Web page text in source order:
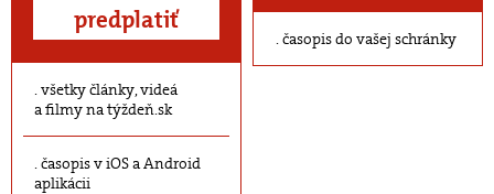
predplatiť
všetky články, videá
a filmy na týždeň.sk
časopis v iOS a Android
aplikácii
časopis do vašej schránky